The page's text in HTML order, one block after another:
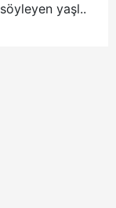
söyleyen yaşl..